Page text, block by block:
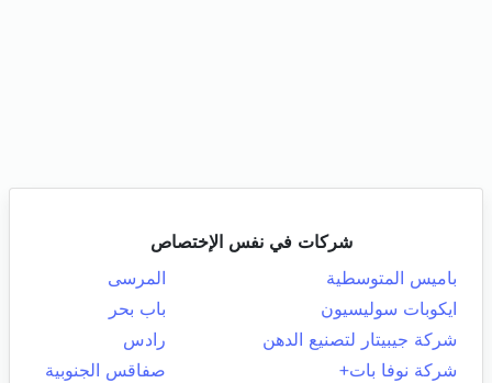
شركات في نفس الإختصاص
باميس المتوسطية
المرسى
ايكوبات سوليسيون
باب بحر
شركة جيبيتار لتصنيع الدهن
رادس
شركة نوفا بات+
صفاقس الجنوبية